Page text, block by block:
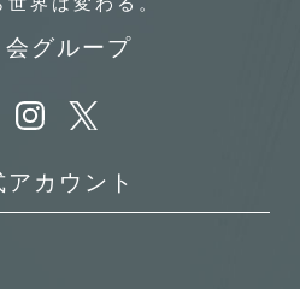
会グループ
ウィンドウで開きます
別ウィンドウで開きます
別ウィンドウで開きます
カウント